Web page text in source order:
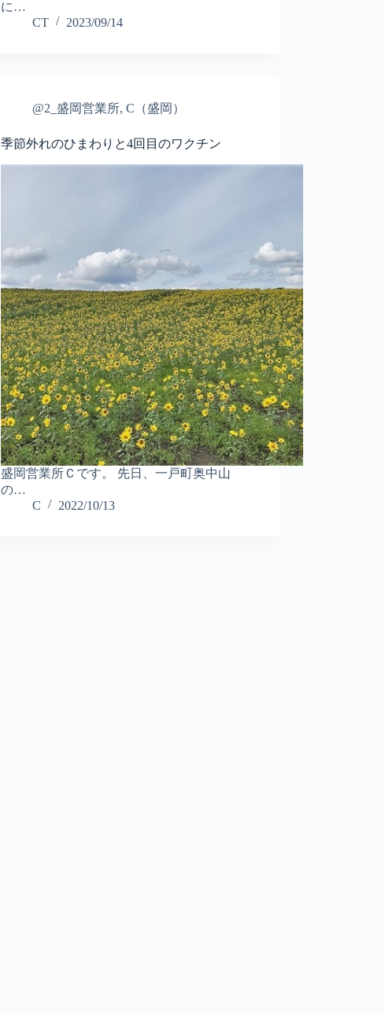
に…
CT
2023/09/14
@2_盛岡営業所,C（盛岡）
季節外れのひまわりと4回目のワクチン
盛岡営業所Ｃです。 先日、一戸町奥中山
の…
C
2022/10/13